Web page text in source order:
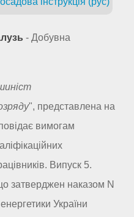
- Добувна
", представлена на
вимогам
Випуск 5.
затверджен наказом N
України